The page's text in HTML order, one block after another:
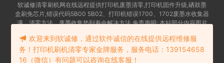
软诚修清零刷机网在线远程提供打印机废墨清零,打印机固件升级,硒鼓墨
盒刷免芯片,错误代码5B00 5B02、打印机错误1700、1702废墨水收集器
满、清零方法、废墨收集垫到寿命解决方法 免责声明: 本站部分内容图片
4号-18
苏公网安备32058302006114号
欢迎来到软诚修，通过软件诚信的在线提供远程维修服
务！打印机刷机清零专家金牌服务，服务电话：139154658
16（微信）有问题可以咨询在线客服！